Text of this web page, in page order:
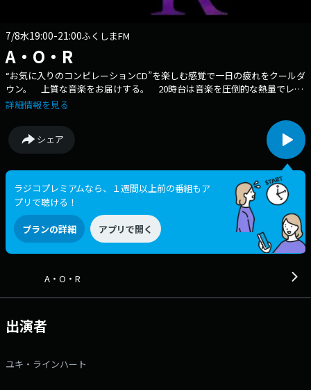
7/8水19:00-21:00ふくしまFM
A・O・R
“お気に入りのコンピレーションCD”を楽しむ感覚で一日の疲れをクールダ
ウン。 上質な音楽をお届けする。 20時台は音楽を圧倒的な熱量でレコ
メンド！ジャンル別に音楽を掘り下げていく。 19時台：サタデー イ
集 高中正義特集 ▽19:55〜 【 ふくしまFMニュース 】 ---
▽20:55〜 【 ふくしまFMニュース 】 --- 番組Webサイト：
http://www.jfn.jp/aor/ メッセージフォーム：
https://form.jfn.co.jp/aor/message
詳細情報を見る
シェア
ラジコプレミアムなら、１週間以上前の番組もア
プリで聴ける！
プランの詳細 アプリで開く
A・O・R
出演者
ユキ・ラインハート